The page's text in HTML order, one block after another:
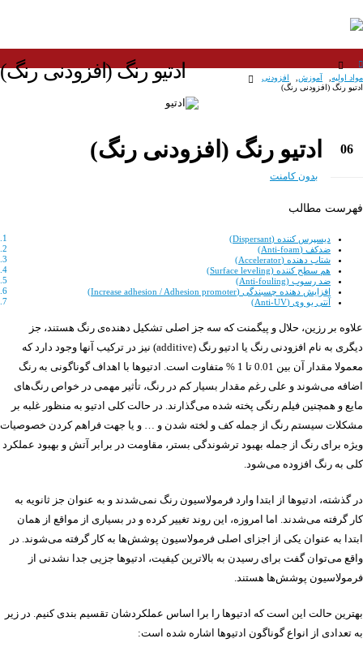
ادتیو رنگ (افزودنی رنگ) مواد اولیه آموزش
افزودنی
ادتیو رنگ (افزودنی رنگ)
06 ادتیو رنگ (افزودنی رنگ)
بدون کامنت
فهرست مطالب
دیسپرس کننده (Dispersant)
ضدکف (Anti-foam)
شتاب دهنده (Accelerator)
هم سطح کننده (Surface leveling)
ضد رسوب (Anti-fouling)
افزایش دهنده چسبندگی (Increase adhesion / Adhesion promoter)
آنتی یو وی (Anti-UV)
علاوه بر رزین، حلال و پیگمنت که سه جز اصلی تشکیل دهنده‌ی رنگ هستند، جز
دیگری به نام افزودنی رنگ یا ادتیو رنگ (additive) نیز در ترکیب آنها وجود دارد که
معمولا مقدار آن بین 0.01 تا 1 % متفاوت است. ادتیوها با اهداف گوناگونی به رنگ
اضافه می‌شوند و علی رغم مقدار بسیار کم در رنگ، تأثیر مهمی در خواص رنگ‌های
مایع و همچنین فیلم رنگی پخته شده می‌گذارند. در حالت کلی ادتیو به منظور غلبه بر
مشکلات سیستم رنگ از جمله کف و لخته شدن و … و یا جهت فراهم کردن خصوصیات
ویژه برای رنگ از جمله بهبود ترشوندگی بستر، مقاومت در برابر آتش و بهبود عملکرد
کلی به رنگ افزوده می‌شود.
در گذشته، ادتیوها از ابتدا وارد فرمولاسیون رنگ نمی‌شدند و به عنوان جز ثانویه به
کار گرفته می‌شدند. اما امروزه، این روند تغییر کرده و در بسیاری از مواقع از همان
ابتدا به عنوان یکی از اجزای اصلی فرمولاسیون پوشش‌ها به کار گرفته می‌شوند. در
واقع می‌توان گفت برای رسیدن به بالاترین کیفیت، ادتیو‌ها جزیی جدا نشدنی از
فرمولاسیون پوشش‌ها هستند.
بهترین حالت این است که ادتیوها را برا اساس عملکردشان تقسیم بندی کنیم. در زیر
به تعدادی از انواع گوناگون ادتیوها اشاره شده است: